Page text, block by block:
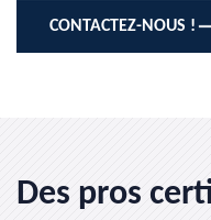
CONTACTEZ-NOUS !
Des pros